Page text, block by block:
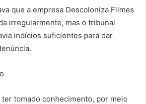
que a empresa Descoloniza Filmes
irregularmente, mas o tribunal
indícios suficientes para dar
tomado conhecimento, por meio